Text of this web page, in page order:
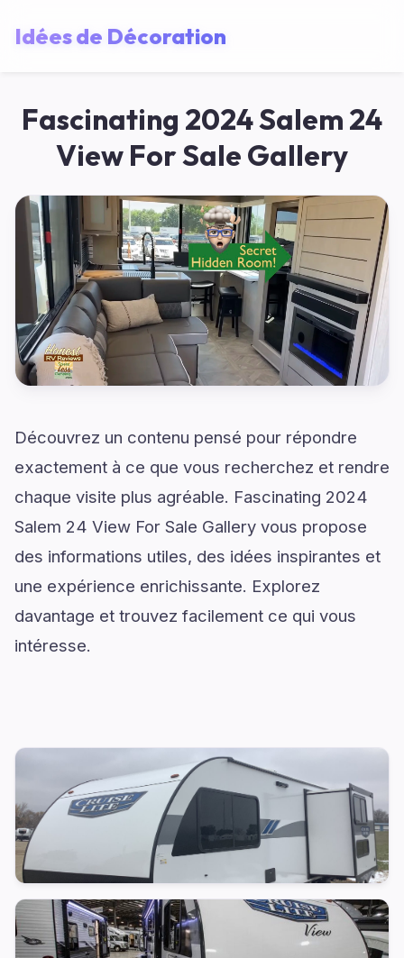
Idées de Décoration
Fascinating 2024 Salem 24
View For Sale Gallery
Découvrez un contenu pensé pour répondre
exactement à ce que vous recherchez et rendre
chaque visite plus agréable. Fascinating 2024
Salem 24 View For Sale Gallery vous propose
des informations utiles, des idées inspirantes et
une expérience enrichissante. Explorez
davantage et trouvez facilement ce qui vous
intéresse.